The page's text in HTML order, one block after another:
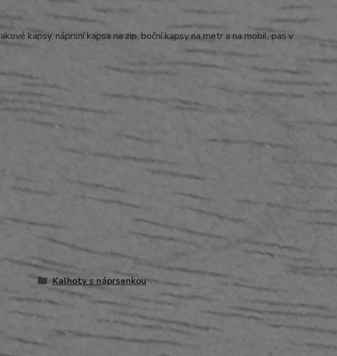
kapsy, náprsní kapsa na zip, boční kapsy na metr a na mobil, pas v
Kalhoty s náprsenkou